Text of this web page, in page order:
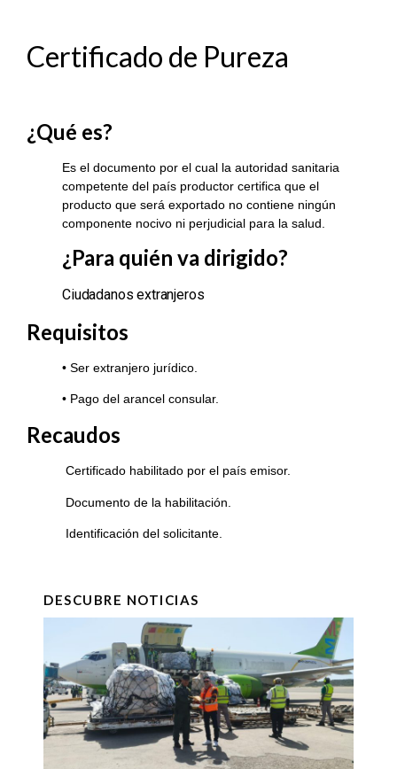
Certificado de Pureza
¿Qué es?
Es el documento por el cual la autoridad sanitaria
competente del país productor certifica que el
producto que será exportado no contiene ningún
componente nocivo ni perjudicial para la salud.
¿Para quién va dirigido?
Ciudadanos extranjeros
Requisitos
• Ser extranjero jurídico.
• Pago del arancel consular.
Recaudos
Certificado habilitado por el país emisor.
Documento de la habilitación.
Identificación del solicitante.
DESCUBRE NOTICIAS